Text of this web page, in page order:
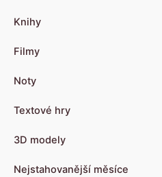
Knihy
Filmy
Noty
Textové hry
3D modely
Nejstahovanější měsíce